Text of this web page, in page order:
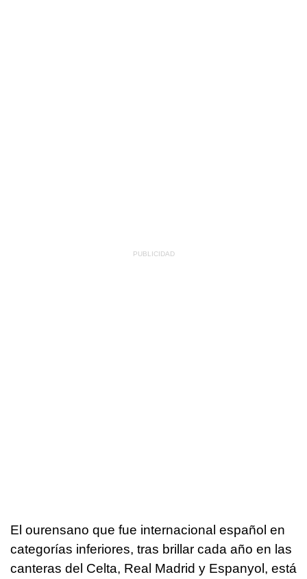
El ourensano que fue internacional español en
categorías inferiores, tras brillar cada año en las
canteras del Celta, Real Madrid y Espanyol, está